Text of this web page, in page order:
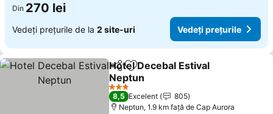
Din 270 lei
Vedeți prețurile de la 2 site-uri Vedeți prețurile
DistribuițiAdăugaţi la favorite
Hotel Decebal Estival
Neptun
Vedeți prețurile
3 Stele
8,5 Excelent
805
Neptun, 1.9 km faţă de Cap Aurora